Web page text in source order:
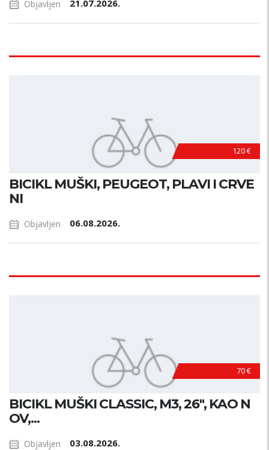
Objavljen 21.07.2026.
120 €
BICIKL MUŠKI, PEUGEOT, PLAVI I CRVE
NI
Objavljen 06.08.2026.
70 €
BICIKL MUŠKI CLASSIC, M3, 26", KAO N
OV,...
Objavljen 03.08.2026.